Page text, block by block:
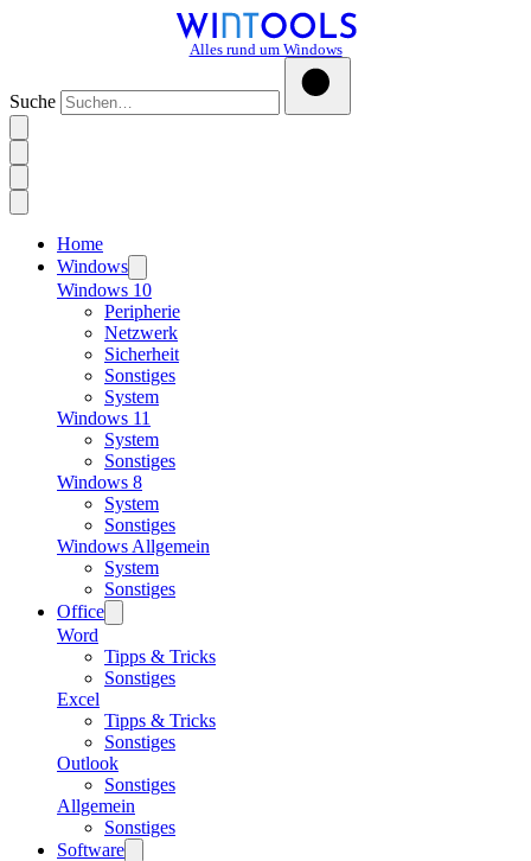
Alles rund um Windows
Suche
Home
Windows
Windows 10
Peripherie
Netzwerk
Sicherheit
Sonstiges
System
Windows 11
System
Sonstiges
Windows 8
System
Sonstiges
Windows Allgemein
System
Sonstiges
Office
Word
Tipps & Tricks
Sonstiges
Excel
Tipps & Tricks
Sonstiges
Outlook
Sonstiges
Allgemein
Sonstiges
Software